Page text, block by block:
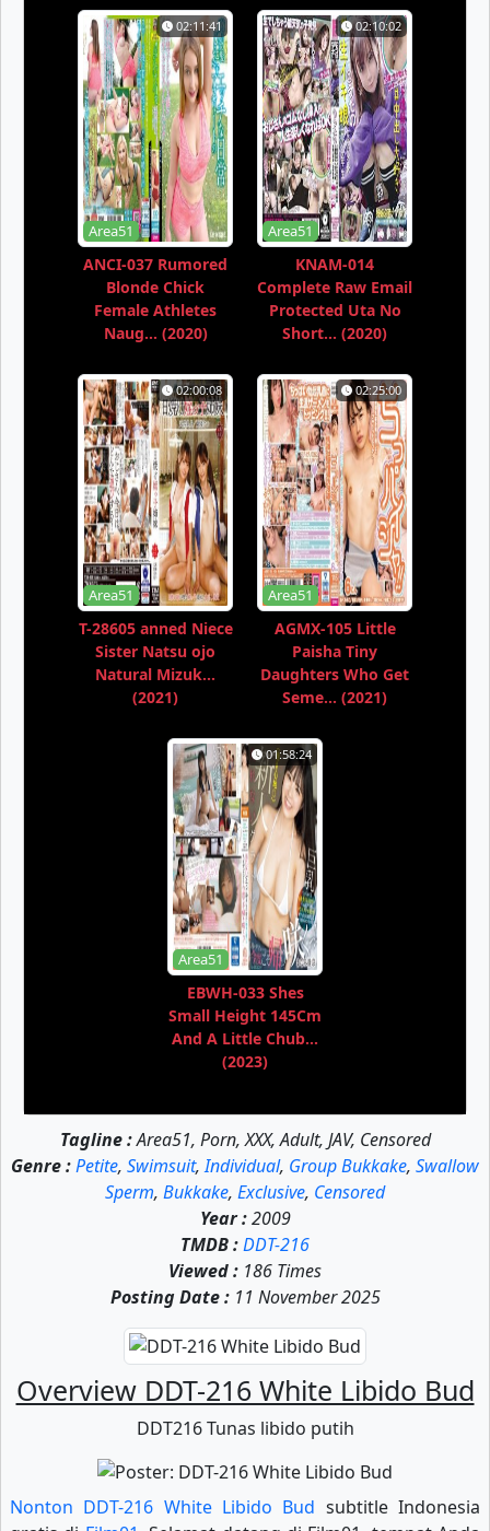
02:11:41
Area51
ANCI-037 Rumored
Blonde Chick
Female Athletes
Naug... (2020)
02:10:02
Area51
KNAM-014
Complete Raw Email
Protected Uta No
Short... (2020)
02:00:08
Area51
T-28605 anned Niece
Sister Natsu ojo
Natural Mizuk...
(2021)
02:25:00
Area51
AGMX-105 Little
Paisha Tiny
Daughters Who Get
Seme... (2021)
01:58:24
Area51
EBWH-033 Shes
Small Height 145Cm
And A Little Chub...
(2023)
Tagline :Area51, Porn, XXX, Adult, JAV, Censored
Genre :Petite, Swimsuit,Individual, Group Bukkake, Swallow
Sperm, Bukkake, Exclusive, Censored
Year :2009
TMDB :DDT-216
Viewed : 186 Times
Posting Date :11 November 2025
Overview DDT-216 White Libido Bud
DDT216 Tunas libido putih
Nonton DDT-216 White Libido Bud subtitle Indonesia